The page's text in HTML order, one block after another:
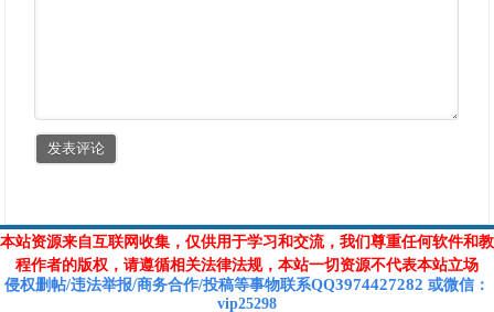
本站资源来自互联网收集，仅供用于学习和交流，我们尊重任何软件和教
程作者的版权，请遵循相关法律法规，本站一切资源不代表本站立场
侵权删帖/违法举报/商务合作/投稿等事物联系QQ3974427282 或微信 ：
vip25298